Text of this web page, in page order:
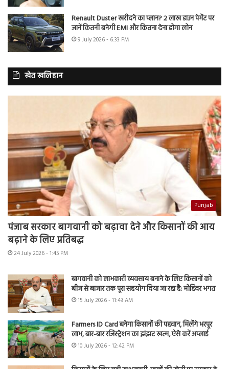
Renault Duster खरीदने का प्लान? 2 लाख डाउन पेमेंट पर
जानें कितनी बनेगी EMI और कितना देना होगा लोन
9 July 2026 - 6:33 PM
खेत खलिहान
Punjab
पंजाब सरकार बागवानी को बढ़ावा देने और किसानों की आय
बढ़ाने के लिए प्रतिबद्ध
24 July 2026 - 1:45 PM
बागवानी को लाभकारी व्यवसाय बनाने के लिए किसानों को
बीज से बाजार तक पूरा सहयोग दिया जा रहा है: मोहिंदर भगत
15 July 2026 - 11:43 AM
Farmers ID Card बनेगा किसानों की पहचान, मिलेंगे भरपूर
लाभ, बार-बार रजिस्ट्रेशन का झंझट खत्म, ऐसे करें अप्लाई
10 July 2026 - 12:42 PM